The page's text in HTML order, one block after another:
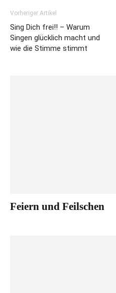
Vorheriger Artikel
Sing Dich frei!! – Warum
Singen glücklich macht und
wie die Stimme stimmt
Feiern und Feilschen